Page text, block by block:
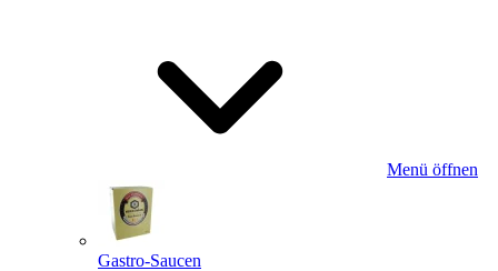
Menü öffnen
Gastro-Saucen